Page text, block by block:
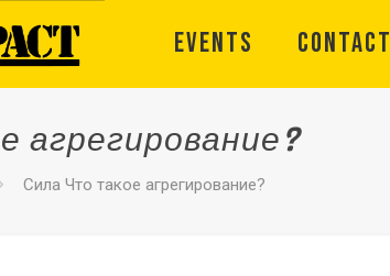
EVENTS CONTACT
агрегирование?
Сила Что такое агрегирование?